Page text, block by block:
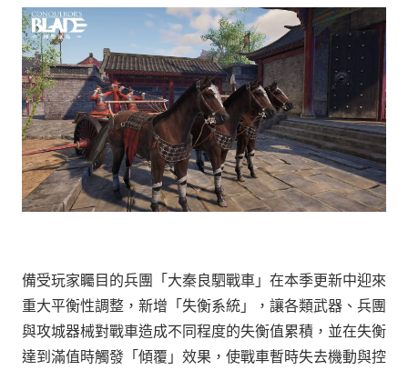
備受玩家矚目的兵團「大秦良駟戰車」在本季更新中迎來
重大平衡性調整，新增「失衡系統」，讓各類武器、兵團
與攻城器械對戰車造成不同程度的失衡值累積，並在失衡
達到滿值時觸發「傾覆」效果，使戰車暫時失去機動與控